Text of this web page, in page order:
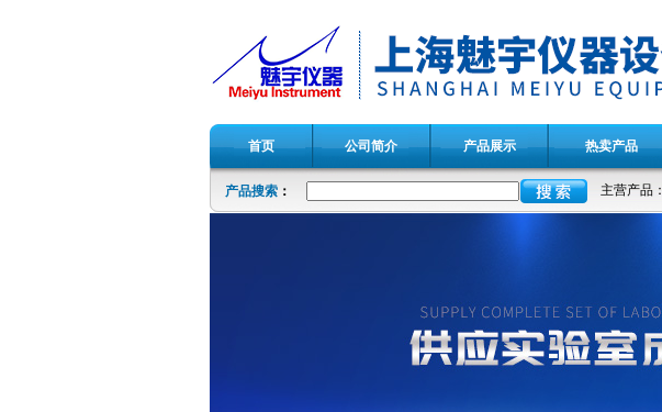
首页 公司简介 产品展示 热卖产品
产品搜索 ： 主营产品：